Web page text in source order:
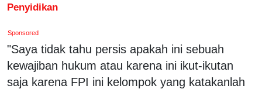
Penyidikan
Sponsored
"Saya tidak tahu persis apakah ini sebuah
kewajiban hukum atau karena ini ikut-ikutan
saja karena FPI ini kelompok yang katakanlah